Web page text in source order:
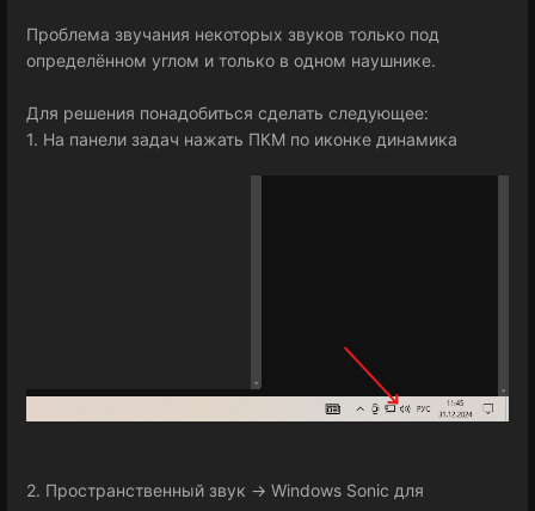
Проблема звучания некоторых звуков только под
определённом углом и только в одном наушнике.
Для решения понадобиться сделать следующее:
1. На панели задач нажать ПКМ по иконке динамика
2. Пространственный звук -> Windows Sonic для